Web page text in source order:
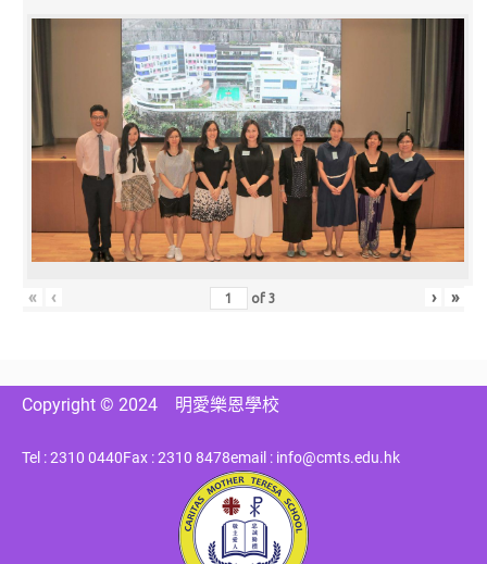
« ‹ of3 › »
Copyright © 2024 明愛樂恩學校
Tel : 2310 0440Fax : 2310 8478email : info@cmts.edu.hk